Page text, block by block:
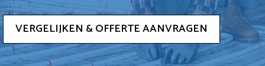
VERGELIJKEN & OFFERTE AANVRAGEN